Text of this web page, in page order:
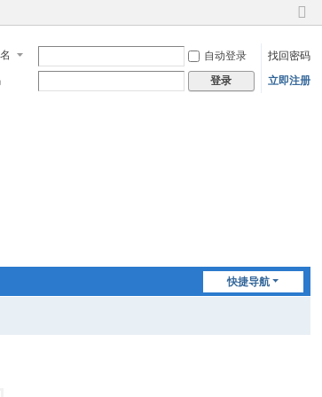
切
到
窄
自动登录
找回密码
登录 立即注册
快捷导航